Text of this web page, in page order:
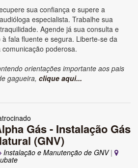
sua confiança e supere a
especialista. Trabalhe sua
Agende já sua consulta e
fala fluente e segura. Liberte-se da
poderosa.
orientações importante aos pais
gagueira, clique aqui...
Gás - Instalação Gás
(GNV)
Instalação e Manutenção de GNV|